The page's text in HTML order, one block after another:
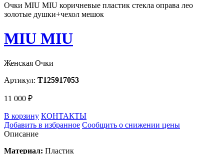
Очки MIU MIU коричневые пластик стекла оправа лео
золотые душки+чехол мешок
MIU MIU
Женская Очки
Артикул: T125917053
11 000 ₽
В корзину КОНТАКТЫ
Добавить в избранное Сообщить о снижении цены
Описание
Материал: Пластик